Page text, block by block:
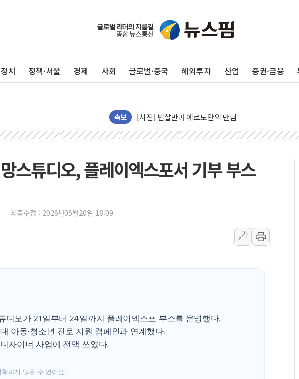
정치 정책·서울 경제 사회 글로벌·중국 해외투자 산업 증권·금융
속보
李 대통령, '6시간 마라톤 부동산 2차 회의' 주재… "
[사진] 빈살만과 에르도안의 만남
이란와이어 "이란 최고지도자 위독…곧 사망해도 놀
[인도증시] 중동 불안 속 유가 상승에 소폭 하락...금
황희 '폐버스 청년주택' SNS 글 역풍에 "정부정책 아
폭염 누그러지고 가뭄 숙지나...경북동해안권 8~9일
사우디·튀르키예·파키스탄, '공동방위협정' 체결…
신길동 신축도 3.3㎡당 7250만원…써밋 클라비온
용산공원·그린벨트로 또 충돌…반복되는 국토부-서
[AI 부동산 투데이] 특공 전략도 '극과 극'…생애최초
[코인시황] 비트코인 6만4000달러대 횡보…고래
[베트남 증시] 유동성 부진 지속, 강보합 마감...석유·
42.5도 역대급 폭염…동물들도 특별식으로 여름나기
경찰, 9월부터 '가족 사건' 못 맡는다…상피제 실시
스튜디오, 플레이엑스포서 기부 부스
최종수정 : 2026년05월20일 18:09
가
가
디오가 21일부터 24일까지 플레이엑스포 부스를 운영했다.
아동·청소년 진로 지원 캠페인과 연계했다.
자이너 사업에 전액 쓰였다.
하지 않을 수 있어요.